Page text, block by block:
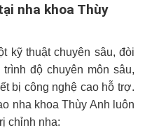
nha khoa Thùy
kỹ thuật chuyên sâu, đòi
độ chuyên môn sâu,
bị công nghệ cao hỗ trợ.
nha khoa Thùy Anh luôn
chỉnh nha: